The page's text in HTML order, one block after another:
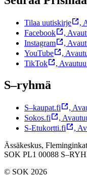
Tilaa uutiskirje ,
Facebook
,
Instagram
,
YouTube
,
TikTok
,
S–ryhmä
S–kaupat.fi ,
Sokos.fi
,
S-Etukortti.fi
,
Ässäkeskus,
SOK PL1 00088
© SOK 2026